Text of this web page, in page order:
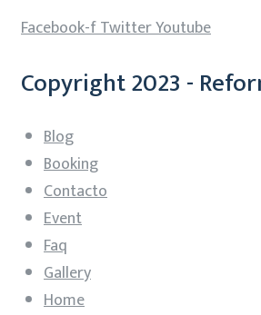
Facebook-fTwitterYoutube
Copyright 2023 -
Blog
Booking
Contacto
Event
Faq
Gallery
Home